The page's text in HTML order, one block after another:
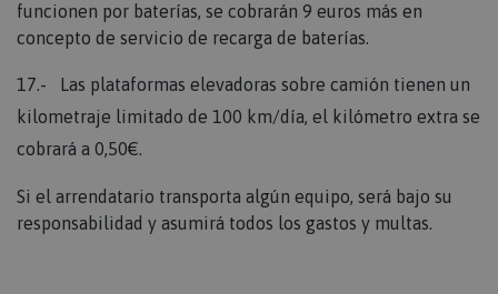
funcionen por baterías, se cobrarán 9 euros más en
concepto de servicio de recarga de baterías.
17.- Las plataformas elevadoras sobre camión tienen un
kilometraje limitado de 100 km/día, el kilómetro extra se
cobrará a 0,50€.
Si el arrendatario transporta algún equipo, será bajo su
responsabilidad y asumirá todos los gastos y multas.
El servicio Cookie-Script.com utiliza esta cookie
para recordar las preferencias de consentimiento de
cookies de los visitantes. Es necesario que el banner
correctamente.
PHPSESSID
PHP.net
.www.maquinasonline.com
1 hora
Cookie generada por aplicaciones basadas en el
lenguaje PHP. Este es un identificador de propósito